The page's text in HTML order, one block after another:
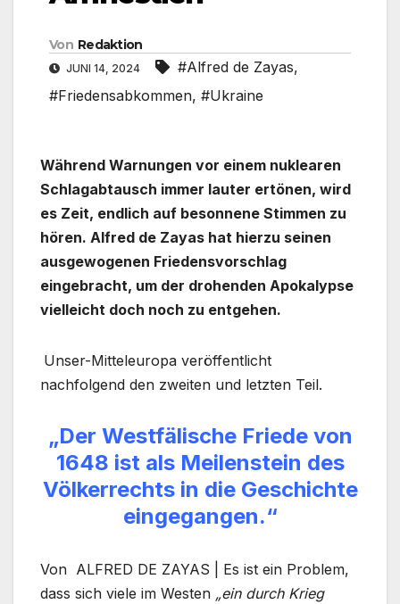
Von Redaktion
JUNI 14, 2024 #Alfred de Zayas,
#Friedensabkommen, #Ukraine
Während Warnungen vor einem nuklearen
Schlagabtausch immer lauter ertönen, wird
es Zeit, endlich auf besonnene Stimmen zu
hören. Alfred de Zayas hat hierzu seinen
ausgewogenen Friedensvorschlag
eingebracht, um der drohenden Apokalypse
vielleicht doch noch zu entgehen.
Unser-Mitteleuropa veröffentlicht
nachfolgend den zweiten und letzten Teil.
„Der Westfälische Friede von
1648 ist als Meilenstein des
Völkerrechts in die Geschichte
eingegangen.“
Von ALFRED DE ZAYAS | Es ist ein Problem,
dass sich viele im Westen „ein durch Krieg